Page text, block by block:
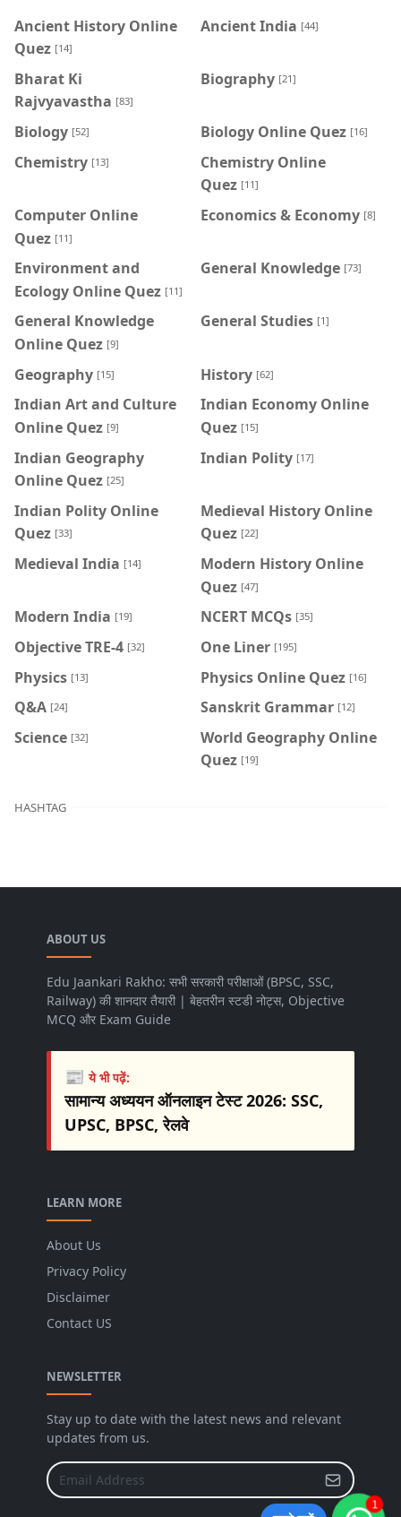
Ancient History Online
Quez [14]
Ancient India [44]
Bharat Ki
Rajvyavastha [83]
Biography [21]
Biology [52] Biology Online Quez [16]
Chemistry [13]
Chemistry Online
Quez [11]
Computer Online
Quez [11]
Economics & Economy [8]
Environment and
Ecology Online Quez [11]
General Knowledge [73]
General Knowledge
Online Quez [9]
General Studies [1]
Geography [15] History [62]
Indian Art and Culture
Online Quez [9]
Indian Economy Online
Quez [15]
Indian Geography
Online Quez [25]
Indian Polity [17]
Indian Polity Online
Quez [33]
Medieval History Online
Quez [22]
Medieval India [14]
Modern History Online
Quez [47]
Modern India [19] NCERT MCQs [35]
Objective TRE-4 [32] One Liner [195]
Physics [13] Physics Online Quez [16]
Q&A [24] Sanskrit Grammar [12]
Science [32]
World Geography Online
Quez [19]
HASHTAG
ABOUT US
Edu Jaankari Rakho: सभी सरकारी परीक्षाओं (BPSC, SSC,
Railway) की शानदार तैयारी | बेहतरीन स्टडी नोट्स, Objective
MCQ और Exam Guide
📰ये भी पढ़ें:
सामान्य अध्ययन ऑनलाइन टेस्ट 2026: SSC,
UPSC, BPSC, रेलवे
LEARN MORE
About Us
Privacy Policy
Disclaimer
Contact US
NEWSLETTER
Stay up to date with the latest news and relevant
updates from us.
1